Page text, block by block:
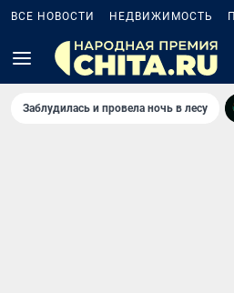
ВСЕ НОВОСТИ НЕДВИЖИМОСТЬ
Заблудилась и провела ночь в лесу